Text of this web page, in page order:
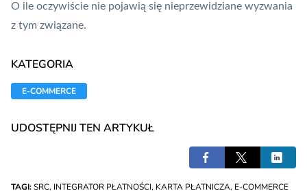
O ile oczywiście nie pojawią się nieprzewidziane wyzwania
z tym związane.
KATEGORIA
E-COMMERCE
UDOSTĘPNIJ TEN ARTYKUŁ
TAGI:SRC, INTEGRATOR PŁATNOŚCI, KARTA PŁATNICZA, E-COMMERCE